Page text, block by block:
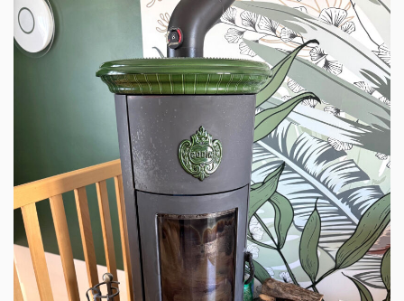
salle de jeux/de loisirs ou tout autre destination.
Une salle de détente avec un accès direct au jardin est
équipée d'un jacuzzi. Vous garantissant un vrai lieu de
Une buanderie, une cave et un garage compètent ce
niveau. Avec la possibilité de rentrer plusieurs véhicules
sur la parcelle.
Sans aucune mitoyenneté vous pourrez profiter des
différents espaces qu'offrent les terrasses à différents
niveaux, ainsi que du jardin de 892 m² (rare sur le secteur),